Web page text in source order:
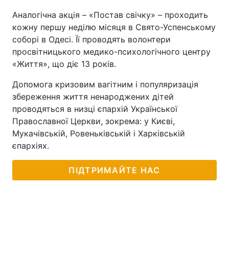
Тема оформлення
Аналогічна акція – «Постав свічку» – проходить
кожну першу неділю місяця в Свято-Успенському
соборі в Одесі. Її проводять волонтери
просвітницького медико-психологічного центру
«Життя», що діє 13 років.
Допомога кризовим вагітним і популяризація
збереження життя ненароджених дітей
проводяться в низці єпархій Української
Православної Церкви, зокрема: у Києві,
Мукачівській, Ровеньківській і Харківській
єпархіях.
ПІДТРИМАЙТЕ НАС